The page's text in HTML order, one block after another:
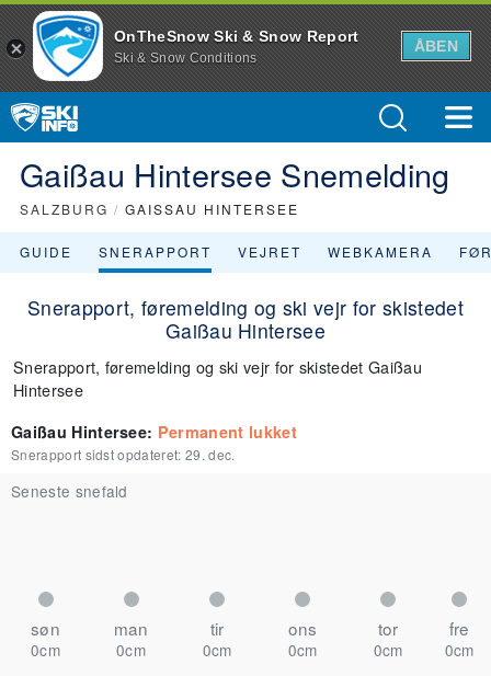
OnTheSnow Ski & Snow Report
Ski & Snow Conditions
ÅBEN
Gaißau Hintersee Snemelding
SALZBURG / GAISSAU HINTERSEE
GUIDE SNERAPPORT VEJRET WEBKAMERA
Snerapport, føremelding og ski vejr for skistedet
Gaißau Hintersee
Snerapport, føremelding og ski vejr for skistedet Gaißau
Hintersee
Gaißau Hintersee: Permanent lukket
Snerapport sidst opdateret: 29. dec.
Seneste snefald
søn man tir ons tor fre
0cm 0cm 0cm 0cm 0cm
0cm